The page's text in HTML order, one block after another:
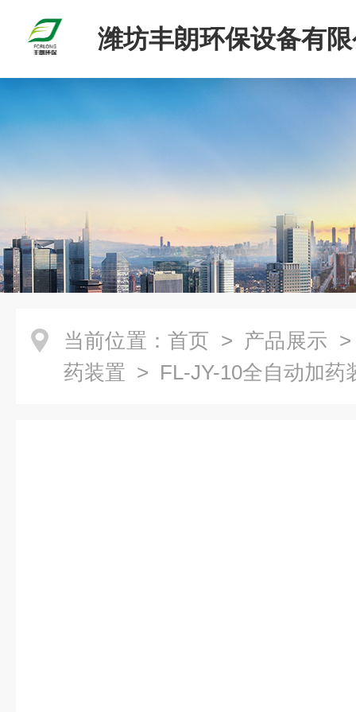
潍坊丰朗环保设备有
当前位置： 首页 > 产品展示
药装置 > FL-JY-10全自动加药